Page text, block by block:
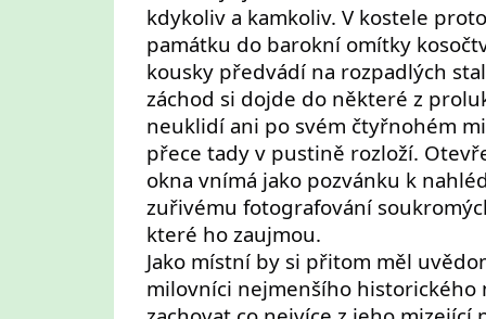
kdykoliv a kamkoliv. V kostele
památku do barokní omítky
kousky předvádí na rozpadlých
záchod si dojde do některé z
neuklidí ani po svém čtyřnohém
přece tady v pustině rozloží.
okna vnímá jako pozvánku k
zuřivému fotografování
které ho zaujmou.
Jako místní by si přitom měl
milovníci nejmenšího historického